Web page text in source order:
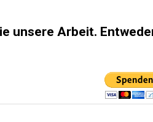
unsere Arbeit.